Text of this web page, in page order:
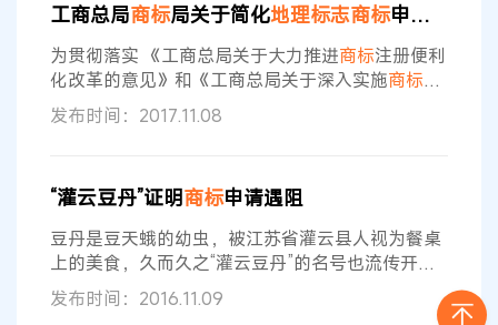
村振兴主导产业之一。 新会陈皮同样是全国知名的
地理 标志产品，拥有独特的品牌文化和价值。“经过
十年发展，公司孵化近300家
工商总局商标局关于简化地理标志商标申请材料、便利申请人的通知
为贯彻落实 《工商总局关于大力推进商标注册便利
化改革的意见》和《工商总局关于深入实施商标品
牌战略推进中国品牌建设的意见》精神，按照“一条
主线、两个抓手、三个点”
五项措施进一步便利地理标志商标
一、关于地理 标志 商品客观存在的证明 申请人除通
过提供县志、农业志、产品志、年鉴
发布时间：2017.11.08
“灌云豆丹”证明商标申请遇阻
豆丹是豆天蛾的幼虫，被江苏省灌云县人视为餐桌
上的美食，久而久之“灌云豆丹”的名号也流传开
来。日前，北京市高级人民法院作出二审判决，驳
回了灌云县同兴镇豆丹养殖协会（下称灌云豆丹协
发布时间：2016.11.09